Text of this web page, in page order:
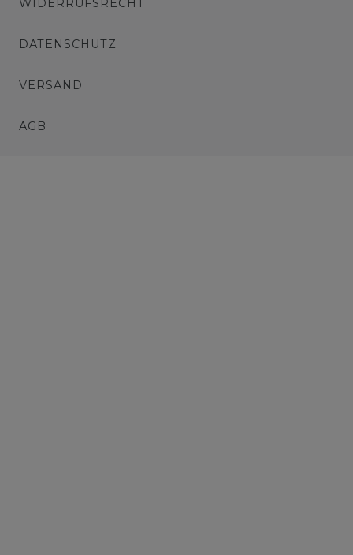
WIDERRUFSRECHT
DATENSCHUTZ
VERSAND
AGB